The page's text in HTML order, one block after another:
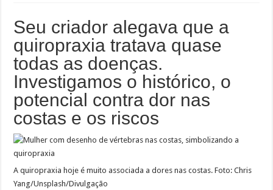
Seu criador alegava que a
quiropraxia tratava quase
todas as doenças.
Investigamos o histórico, o
potencial contra dor nas
costas e os riscos
A quiropraxia hoje é muito associada a dores nas costas. Foto: Chris
Yang/Unsplash/Divulgação